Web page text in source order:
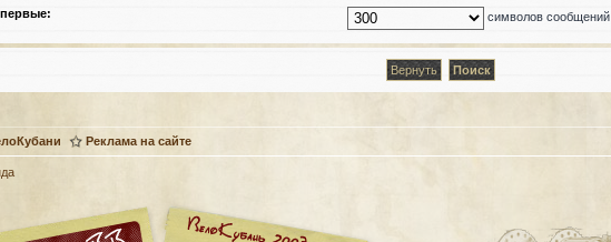
символов сообщений
Реклама на сайте